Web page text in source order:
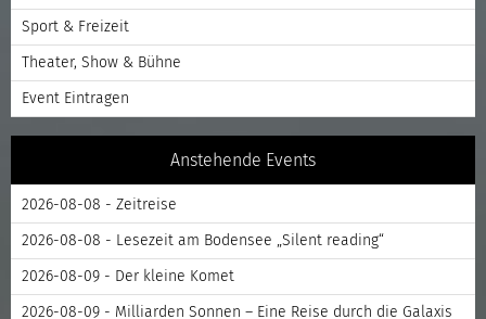
Sport & Freizeit
Theater, Show & Bühne
Event Eintragen
Anstehende Events
2026-08-08 - Zeitreise
2026-08-08 - Lesezeit am Bodensee „Silent reading“
2026-08-09 - Der kleine Komet
2026-08-09 - Milliarden Sonnen – Eine Reise durch die Galaxis